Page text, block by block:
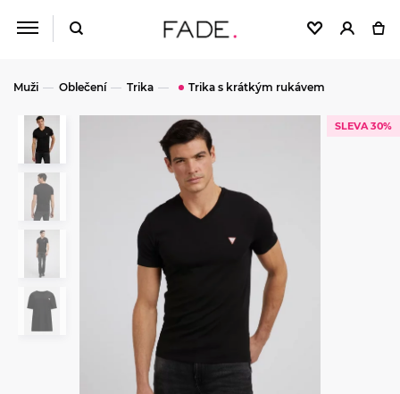
Muži Oblečení Trika Trika s krátkým rukávem
SLEVA 30%